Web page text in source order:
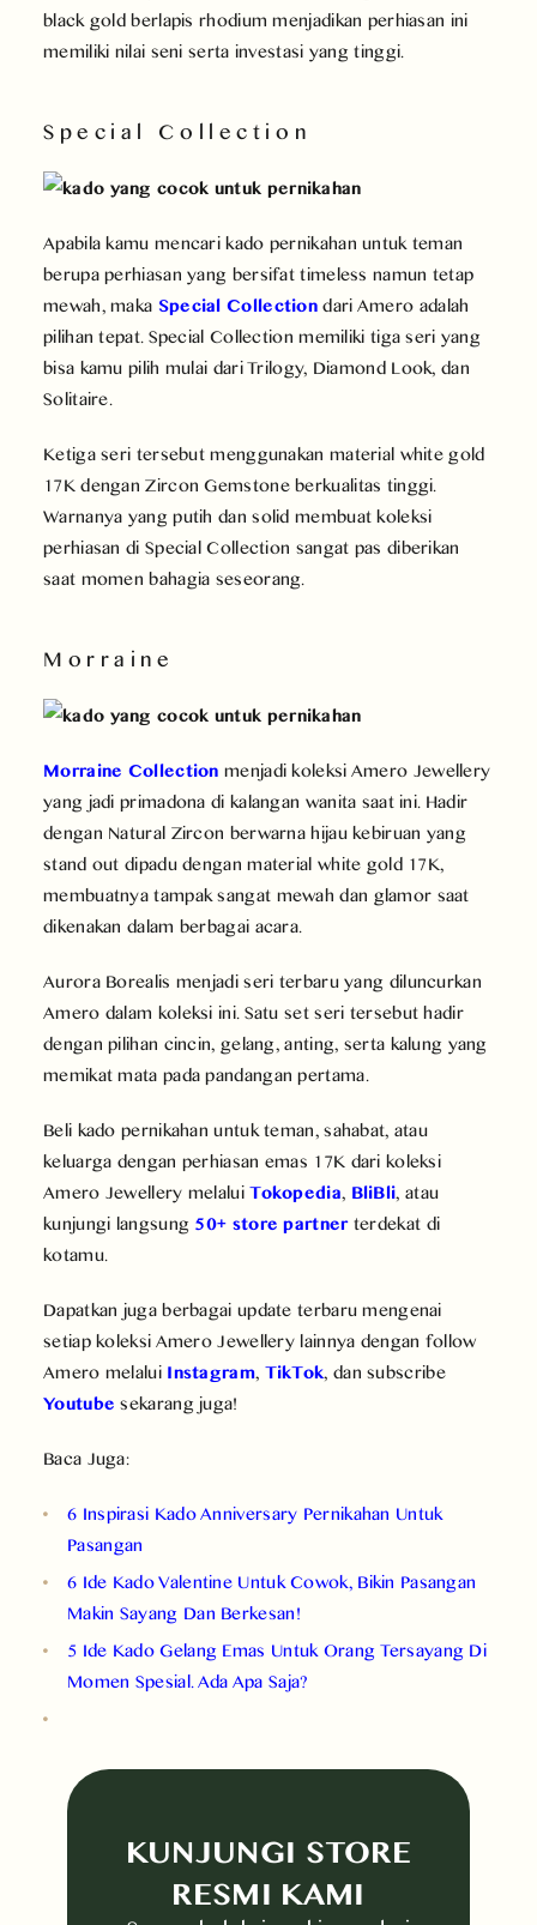
black gold berlapis rhodium menjadikan perhiasan ini
memiliki nilai seni serta investasi yang tinggi.
Special Collection
Apabila kamu mencari kado pernikahan untuk teman
berupa perhiasan yang bersifat timeless namun tetap
mewah, maka Special Collectiondari Amero adalah
pilihan tepat. Special Collection memiliki tiga seri yang
bisa kamu pilih mulai dari Trilogy, Diamond Look, dan
Solitaire.
Ketiga seri tersebut menggunakan material white gold
17K dengan Zircon Gemstone berkualitas tinggi.
Warnanya yang putih dan solid membuat koleksi
perhiasan di Special Collection sangat pas diberikan
saat momen bahagia seseorang.
Morraine
Morraine Collection menjadi koleksi Amero Jewellery
yang jadi primadona di kalangan wanita saat ini. Hadir
dengan Natural Zircon berwarna hijau kebiruan yang
stand out dipadu dengan material white gold 17K,
membuatnya tampak sangat mewah dan glamor saat
dikenakan dalam berbagai acara.
Aurora Borealis menjadi seri terbaru yang diluncurkan
Amero dalam koleksi ini. Satu set seri tersebut hadir
dengan pilihan cincin, gelang, anting, serta kalung yang
memikat mata pada pandangan pertama.
Beli kado pernikahan untuk teman, sahabat, atau
keluarga dengan perhiasan emas 17K dari koleksi
Amero Jewellery melaluiTokopedia, BliBli, atau
kunjungi langsung 50+ store partnerterdekat di
kotamu.
Dapatkan juga berbagai update terbaru mengenai
setiap koleksi Amero Jewellery lainnya dengan follow
Amero melalui Instagram, TikTok, dan subscribe
Youtube sekarang juga!
Baca Juga:
6 Inspirasi Kado Anniversary Pernikahan Untuk
Pasangan
6 Ide Kado Valentine Untuk Cowok, Bikin Pasangan
Makin Sayang Dan Berkesan!
5 Ide Kado Gelang Emas Untuk Orang Tersayang Di
Momen Spesial. Ada Apa Saja?
KUNJUNGI STORE
RESMI KAMI